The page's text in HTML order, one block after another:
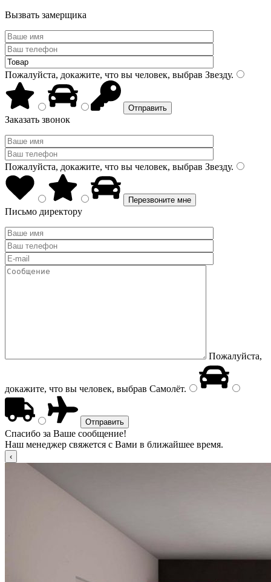
Вызвать замерщика
Пожалуйста, докажите, что вы человек, выбрав Звезду.
Заказать звонок
Пожалуйста, докажите, что вы человек, выбрав Звезду.
Письмо директору
Пожалуйста,
докажите, что вы человек, выбрав Самолёт.
Спасибо за Ваше сообщение!
Наш менеджер свяжется с Вами в ближайшее время.